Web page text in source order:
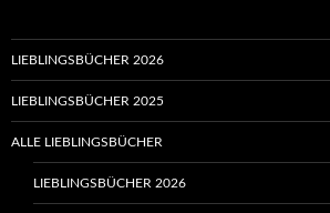
LIEBLINGSBÜCHER 2026
LIEBLINGSBÜCHER 2025
ALLE LIEBLINGSBÜCHER
LIEBLINGSBÜCHER 2026